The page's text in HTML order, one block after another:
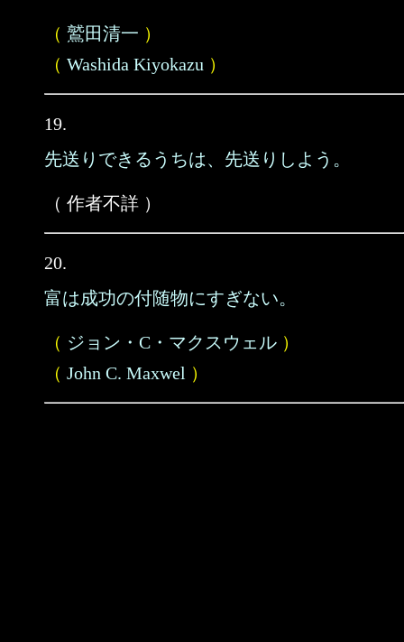
（ 鷲田清一 ）
（ Washida Kiyokazu ）
19.
先送りできるうちは、先送りしよう。
（ 作者不詳 ）
20.
富は成功の付随物にすぎない。
（ ジョン・C・マクスウェル ）
（ John C. Maxwel ）